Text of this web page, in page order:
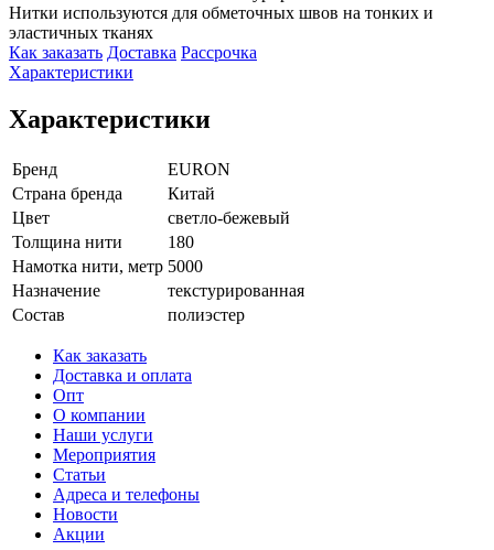
Нитки используются для обметочных швов на тонких и
эластичных тканях
Как заказать Доставка Рассрочка
Характеристики
Характеристики
Бренд
EURON
Страна бренда
Китай
Цвет
светло-бежевый
Толщина нити
180
Намотка нити, метр 5000
Назначение
текстурированная
Состав
полиэстер
Как заказать
Доставка и оплата
Опт
О компании
Наши услуги
Мероприятия
Статьи
Адреса и телефоны
Новости
Акции